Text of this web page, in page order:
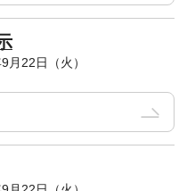
22日（火）